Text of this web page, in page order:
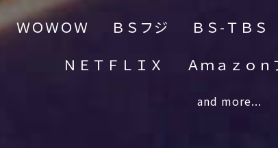
ＷＯＷＯＷ
ＢＳフジ ＢＳ-ＴＢＳ
ＮＥＴＦＬＩＸ
Ａｍａｚｏｎ
and more...